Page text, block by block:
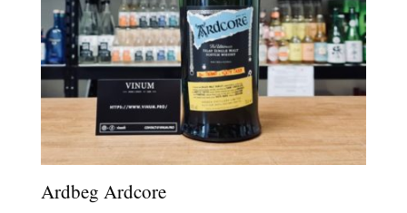
Ardbeg Ardcore